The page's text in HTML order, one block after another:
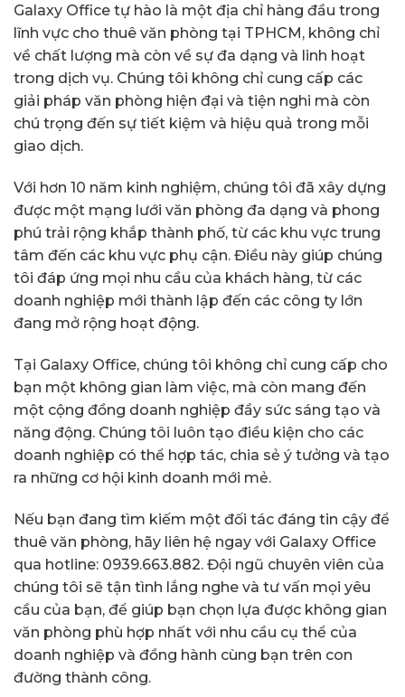
Galaxy Office tự hào là một địa chỉ hàng đầu trong
lĩnh vực cho thuê văn phòng tại TPHCM, không chỉ
về chất lượng mà còn về sự đa dạng và linh hoạt
trong dịch vụ. Chúng tôi không chỉ cung cấp các
giải pháp văn phòng hiện đại và tiện nghi mà còn
chú trọng đến sự tiết kiệm và hiệu quả trong mỗi
giao dịch.
Với hơn 10 năm kinh nghiệm, chúng tôi đã xây dựng
được một mạng lưới văn phòng đa dạng và phong
phú trải rộng khắp thành phố, từ các khu vực trung
tâm đến các khu vực phụ cận. Điều này giúp chúng
tôi đáp ứng mọi nhu cầu của khách hàng, từ các
doanh nghiệp mới thành lập đến các công ty lớn
đang mở rộng hoạt động.
Tại Galaxy Office, chúng tôi không chỉ cung cấp cho
bạn một không gian làm việc, mà còn mang đến
một cộng đồng doanh nghiệp đầy sức sáng tạo và
năng động. Chúng tôi luôn tạo điều kiện cho các
doanh nghiệp có thể hợp tác, chia sẻ ý tưởng và tạo
ra những cơ hội kinh doanh mới mẻ.
Nếu bạn đang tìm kiếm một đối tác đáng tin cậy để
thuê văn phòng, hãy liên hệ ngay với Galaxy Office
qua hotline: 0939.663.882. Đội ngũ chuyên viên của
chúng tôi sẽ tận tình lắng nghe và tư vấn mọi yêu
cầu của bạn, để giúp bạn chọn lựa được không gian
văn phòng phù hợp nhất với nhu cầu cụ thể của
doanh nghiệp và đồng hành cùng bạn trên con
đường thành công.